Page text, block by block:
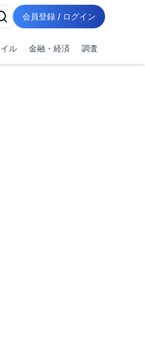
会員登録 / ログイン
ル 金融・経済 調査